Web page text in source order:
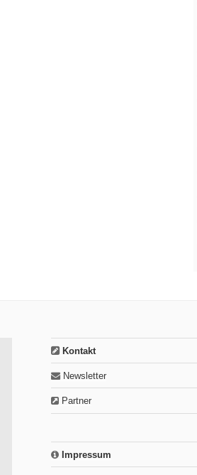
Kontakt
Newsletter
Partner
Impressum